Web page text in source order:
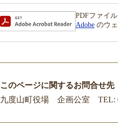
PDFファイ
Adobe のウ
このページに関するお問合せ先
九度山町役場 企画公室 TEL: